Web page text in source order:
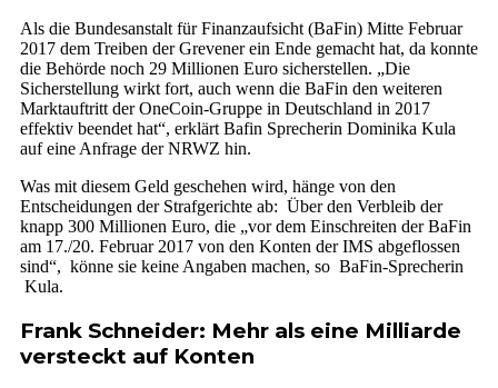
Als die Bundesanstalt für Finanzaufsicht (BaFin) Mitte Februar
2017 dem Treiben der Grevener ein Ende gemacht hat, da konnte
die Behörde noch 29 Millionen Euro sicherstellen. „Die
Sicherstellung wirkt fort, auch wenn die BaFin den weiteren
Marktauftritt der OneCoin-Gruppe in Deutschland in 2017
effektiv beendet hat“, erklärt Bafin Sprecherin Dominika Kula
auf eine Anfrage der NRWZ hin.
Was mit diesem Geld geschehen wird, hänge von den
Entscheidungen der Strafgerichte ab: Über den Verbleib der
knapp 300 Millionen Euro, die „vor dem Einschreiten der BaFin
am 17./20. Februar 2017 von den Konten der IMS abgeflossen
sind“, könne sie keine Angaben machen, so BaFin-Sprecherin
Kula.
Frank Schneider: Mehr als eine Milliarde
versteckt auf Konten